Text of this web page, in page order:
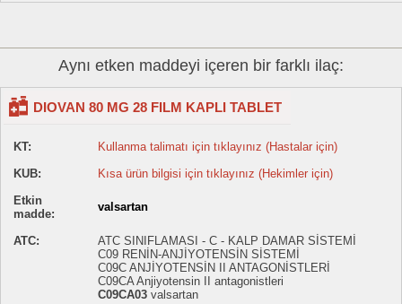
Aynı etken maddeyi içeren bir farklı ilaç:
DIOVAN 80 MG 28 FILM KAPLI TABLET
KT:
Kullanma talimatı için tıklayınız (Hastalar için)
KUB:
Kısa ürün bilgisi için tıklayınız (Hekimler için)
Etkin
madde:
valsartan
ATC:
ATC SINIFLAMASI - C - KALP DAMAR SİSTEMİ
C09 RENİN-ANJİYOTENSİN SİSTEMİ
C09C ANJİYOTENSİN II ANTAGONİSTLERİ
C09CA Anjiyotensin II antagonistleri
C09CA03 valsartan